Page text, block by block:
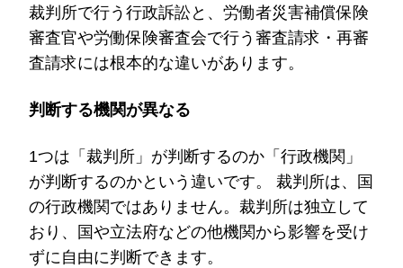
裁判所で行う行政訴訟と、労働者災害補償保険
審査官や労働保険審査会で行う審査請求・再審
査請求には根本的な違いがあります。
判断する機関が異なる
1つは「裁判所」が判断するのか「行政機関」
が判断するのかという違いです。 裁判所は、国
の行政機関ではありません。裁判所は独立して
おり、国や立法府などの他機関から影響を受け
ずに自由に判断できます。